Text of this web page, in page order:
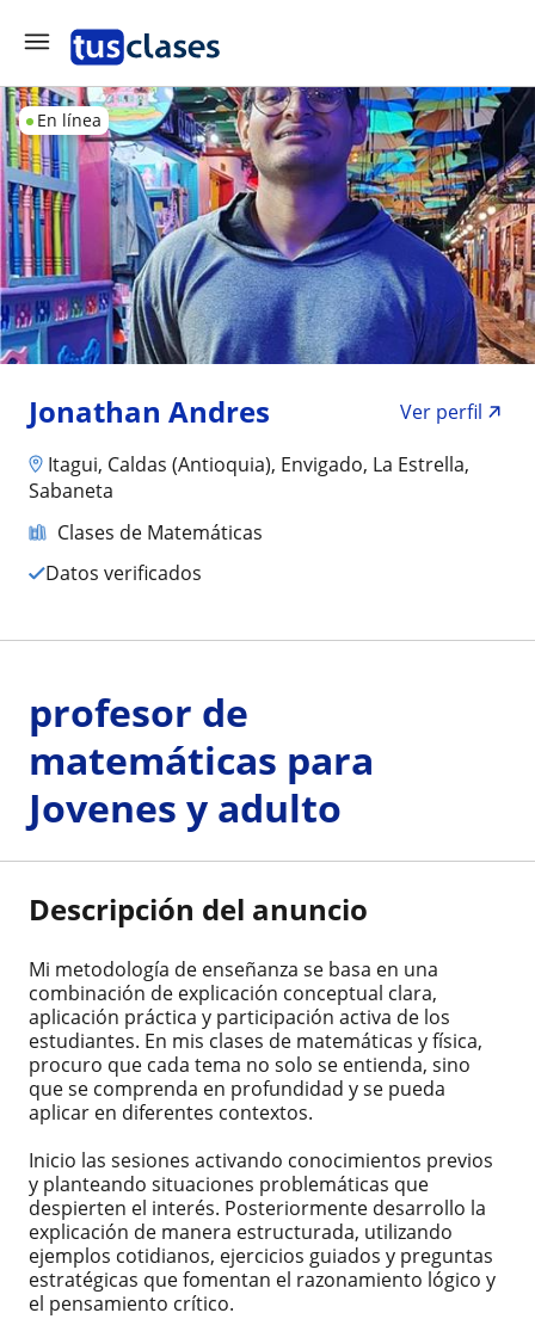
En línea
Jonathan Andres
Ver perfil
Itagui, Caldas (Antioquia), Envigado, La Estrella,
Sabaneta
Clases de Matemáticas
Datos verificados
profesor de
matemáticas para
Jovenes y adulto
Descripción del anuncio
Mi metodología de enseñanza se basa en una
combinación de explicación conceptual clara,
aplicación práctica y participación activa de los
estudiantes. En mis clases de matemáticas y física,
procuro que cada tema no solo se entienda, sino
que se comprenda en profundidad y se pueda
aplicar en diferentes contextos.
Inicio las sesiones activando conocimientos previos
y planteando situaciones problemáticas que
despierten el interés. Posteriormente desarrollo la
explicación de manera estructurada, utilizando
ejemplos cotidianos, ejercicios guiados y preguntas
estratégicas que fomentan el razonamiento lógico y
el pensamiento crítico.